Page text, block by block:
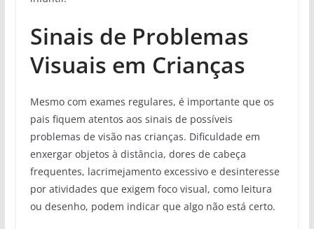
Sinais de Problemas
Visuais em Crianças
Mesmo com exames regulares, é importante que os
pais fiquem atentos aos sinais de possíveis
problemas de visão nas crianças. Dificuldade em
enxergar objetos à distância, dores de cabeça
frequentes, lacrimejamento excessivo e desinteresse
por atividades que exigem foco visual, como leitura
ou desenho, podem indicar que algo não está certo.